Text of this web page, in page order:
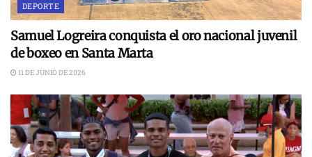
DEPORTE
Samuel Logreira conquista el oro nacional juvenil
de boxeo en Santa Marta
11 DE JUNIO DE 2026